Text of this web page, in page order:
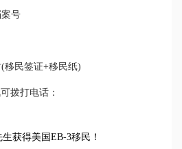
号
民签证+移民纸)
拨打电话：
获得美国EB-3移民！